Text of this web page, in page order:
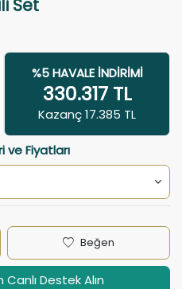
Set
%5 HAVALE İNDIRIMI
330.317 TL
Kazanç 17.385 TL
ve Fiyatları
Beğen
Destek Alın